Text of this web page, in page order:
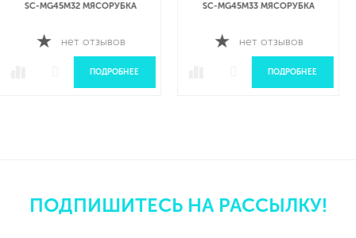
SC-MG45M33 МЯСОРУБКА
нет отзывов
ПОДРОБНЕЕ
ПОДПИШИТЕСЬ НА РАССЫЛКУ!